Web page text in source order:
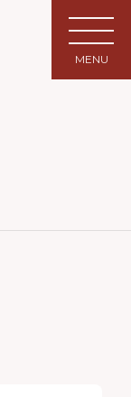
MENU